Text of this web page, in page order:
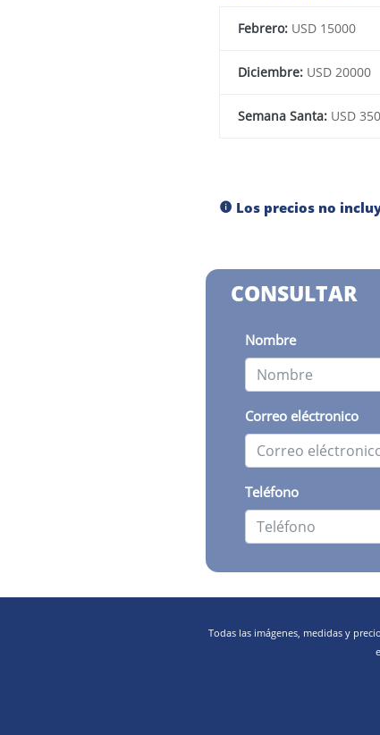
Febrero: USD 15000
Diciembre: USD 20000
Semana Santa: USD
Los precios no
CONSULTAR
Nombre
Correo eléctronico
Teléfono
Todas las imágenes, medidas y